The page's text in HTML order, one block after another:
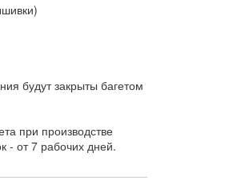
будут закрыты багетом
при производстве
- от 7 рабочих дней.